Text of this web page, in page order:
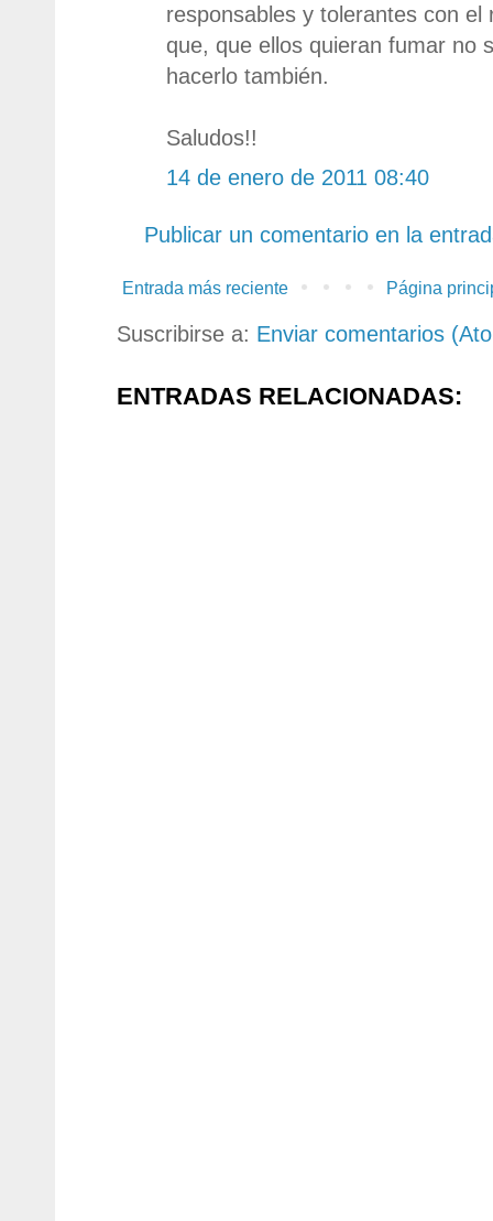
responsables y tolerantes con el
que, que ellos quieran fumar no
hacerlo también.
Saludos!!
14 de enero de 2011 08:40
Publicar un comentario en la
Entrada más reciente Página
Suscribirse a: Enviar comentarios
ENTRADAS RELACIONADAS: